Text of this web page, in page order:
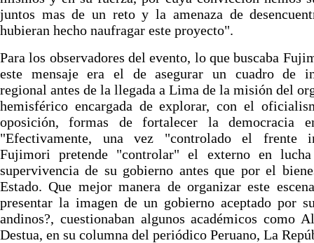
juntos mas de un reto y la amenaza de
hubieran hecho naufragar este proyecto".
Para los observadores del evento, lo que buscaba
este mensaje era el de asegurar un cuadro de
regional antes de la llegada a Lima de la misión del
hemisférico encargada de explorar, con el
oposición, formas de fortalecer la democracia
"Efectivamente, una vez "controlado el frente
Fujimori pretende "controlar" el externo en
supervivencia de su gobierno antes que por el
Estado. Que mejor manera de organizar este
presentar la imagen de un gobierno aceptado por
andinos?, cuestionaban algunos académicos como
Destua, en su columna del periódico Peruano, La